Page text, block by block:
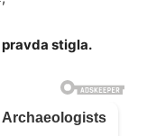
stigla.